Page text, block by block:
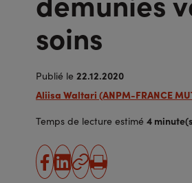
soins
Publié le 22.12.2020
Aliisa Waltari (ANPM-FRANCE
Temps de lecture estimé 4
partager
partager
Copier
Imprimer